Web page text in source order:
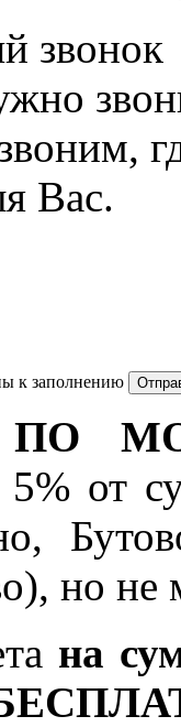
звонок
Вас.
к заполнению
от
но не
на